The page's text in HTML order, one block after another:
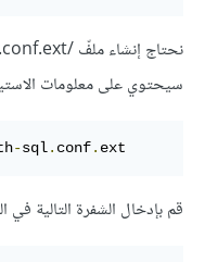
سيحتوي على معلومات
-sql. conf. ext
قم بإدخال الشفرة التالية في